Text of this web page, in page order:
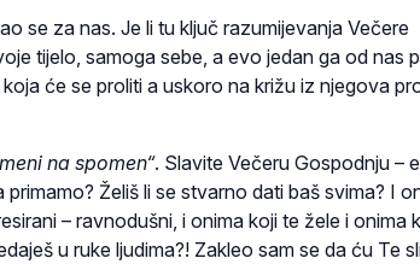
se za nas. Je li tu ključ razumijevanja Večere
tijelo, samoga sebe, a evo jedan ga od nas
će se proliti a uskoro na križu iz njegova
na spomen“. Slavite Večeru Gospodnju –
Želiš li se stvarno dati baš svima? I
– ravnodušni, i onima koji te žele i onima
u ruke ljudima?! Zakleo sam se da ću Te